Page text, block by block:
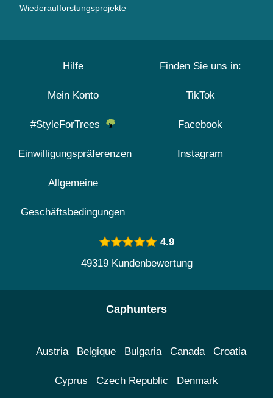
Wiederaufforstungsprojekte
Hilfe
Mein Konto
#StyleForTrees
Einwilligungspräferenzen
Allgemeine
Geschäftsbedingungen
Finden Sie uns in:
TikTok
Facebook
Instagram
4.9
49319 Kundenbewertung
Caphunters
Austria Belgique Bulgaria Canada Croatia
Cyprus Czech Republic Denmark